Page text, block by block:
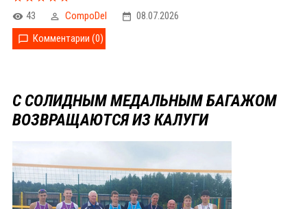
43 CompoDel
08.07.2026
Комментарии (0)
С СОЛИДНЫМ МЕДАЛЬНЫМ БАГАЖОМ
ВОЗВРАЩАЮТСЯ ИЗ КАЛУГИ